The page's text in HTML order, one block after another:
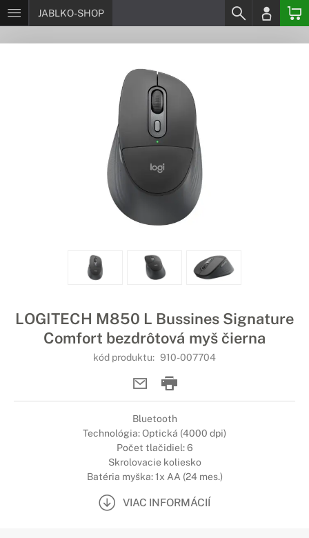
JABLKO-SHOP
LOGITECH M850 L Bussines Signature
Comfort bezdrôtová myš čierna
kód produktu: 910-007704
Bluetooth
Technológia: Optická (4000 dpi)
Počet tlačidiel: 6
Skrolovacie koliesko
Batéria myška: 1x AA (24 mes.)
VIAC INFORMÁCIÍ